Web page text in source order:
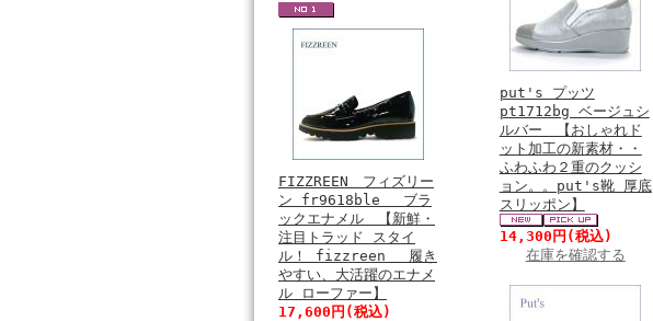
FIZZREEN フィズリー
ン fr9618ble ブラ
ックエナメル 【新鮮・
注目トラッド スタイ
ル！ fizzreen 履き
やすい、大活躍のエナメ
ル ローファー】
17,600円(税込)
put's プッツ
pt1712bg ベージュシ
ルバー 【おしゃれド
ット加工の新素材・・
ふわふわ２重のクッシ
ョン。。put's靴 厚底
スリッポン】
14,300円 (税込)
在庫を確認する